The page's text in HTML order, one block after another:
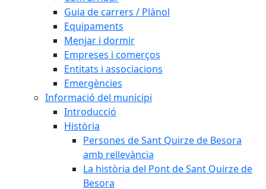
Guia de carrers / Plànol
Equipaments
Menjar i dormir
Empreses i comerços
Entitats i associacions
Emergències
Informació del municipi
Introducció
Història
Persones de Sant Quirze de Besora
amb rellevància
La història del Pont de Sant Quirze de
Besora